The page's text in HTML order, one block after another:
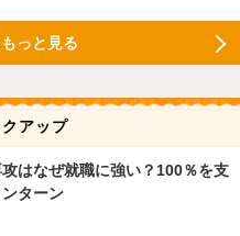
っと見る
アップ
はなぜ就職に強い？100％を支
ターン